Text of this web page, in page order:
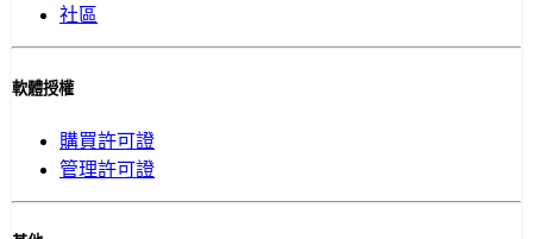
社區
軟體授權
購買許可證
管理許可證